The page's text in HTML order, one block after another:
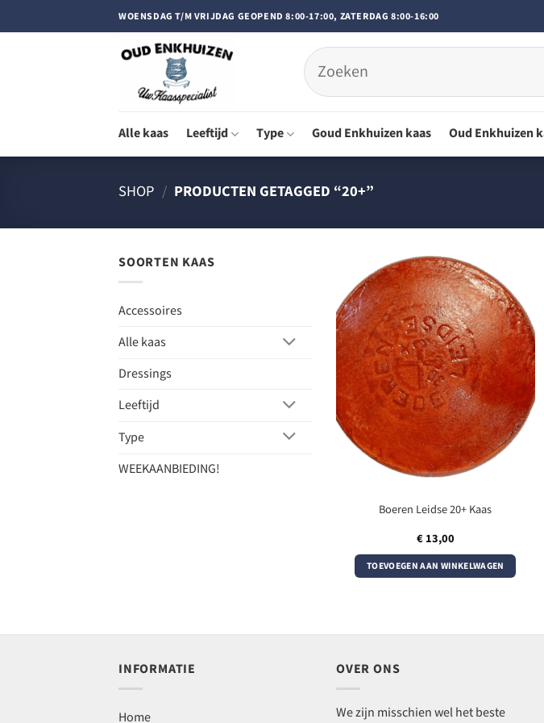
naar
WOENSDAG T/M VRIJDAG GEOPEND 8:00-17:00, ZATERDAG 8:00-16:00
Zoeken
naar:
Alle kaas Leeftijd Type Goud Enkhuizen kaas Oud Enkhuizen
SHOP / PRODUCTEN GETAGGED “20+”
SOORTEN KAAS
Accessoires
Alle kaas
Dressings
Leeftijd
Type
WEEKAANBIEDING!
Boeren Leidse 20+ Kaas
€13,00
TOEVOEGEN AAN WINKELWAGEN
INFORMATIE
Home
OVER ONS
We zijn misschien wel het beste